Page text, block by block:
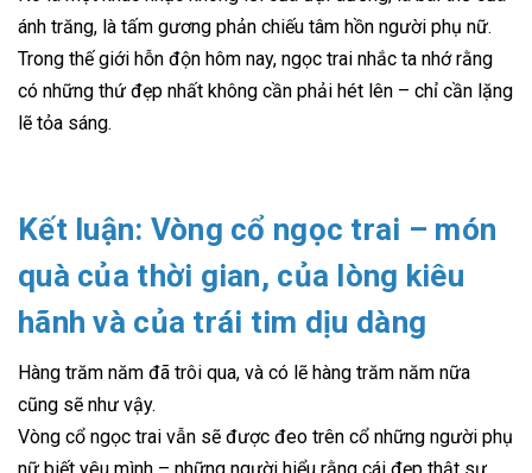
ánh trăng, là tấm gương phản chiếu tâm hồn người phụ nữ.
Trong thế giới hỗn độn hôm nay, ngọc trai nhắc ta nhớ rằng
có những thứ đẹp nhất không cần phải hét lên – chỉ cần lặng
lẽ tỏa sáng.
Kết luận: Vòng cổ ngọc trai – món
quà của thời gian, của lòng kiêu
hãnh và của trái tim dịu dàng
Hàng trăm năm đã trôi qua, và có lẽ hàng trăm năm nữa
cũng sẽ như vậy.
Vòng cổ ngọc trai vẫn sẽ được đeo trên cổ những người phụ
nữ biết yêu mình – những người hiểu rằng cái đẹp thật sự